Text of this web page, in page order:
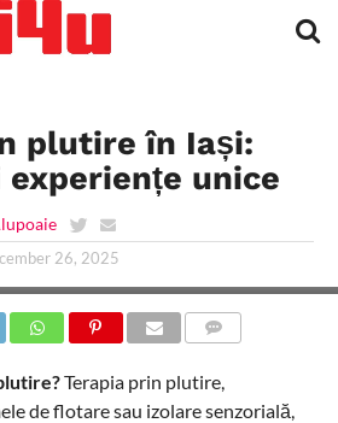
plutire în Iași:
unice
26, 2025
Terapia prin plutire,
de flotare sau izolare senzorială,